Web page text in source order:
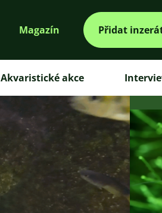
Magazín Přidat
Akvaristické akce